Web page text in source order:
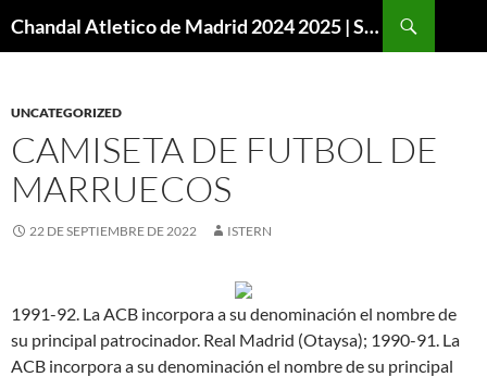
Chandal Atletico de Madrid 2024 2025 | SuperVigo
UNCATEGORIZED
CAMISETA DE FUTBOL DE
MARRUECOS
22 DE SEPTIEMBRE DE 2022 ISTERN
1991-92. La ACB incorpora a su denominación el nombre de
su principal patrocinador. Real Madrid (Otaysa); 1990-91. La
ACB incorpora a su denominación el nombre de su principal